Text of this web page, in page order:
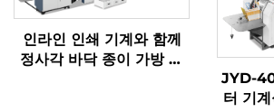
인라인 인쇄 기계와 함께
정사각 바닥 종이 가방 기
JYD-
터 기